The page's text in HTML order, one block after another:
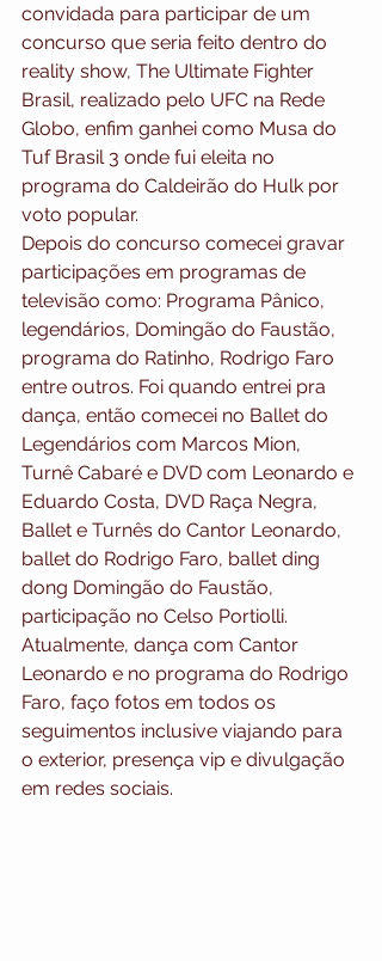
convidada para participar de um
concurso que seria feito dentro do
reality show, The Ultimate Fighter
Brasil, realizado pelo UFC na Rede
Globo, enfim ganhei como Musa do
Tuf Brasil 3 onde fui eleita no
programa do Caldeirão do Hulk por
voto popular.
Depois do concurso comecei gravar
participações em programas de
televisão como: Programa Pânico,
legendários, Domingão do Faustão,
programa do Ratinho, Rodrigo Faro
entre outros. Foi quando entrei pra
dança, então comecei no Ballet do
Legendários com Marcos Mion,
Turnê Cabaré e DVD com Leonardo e
Eduardo Costa, DVD Raça Negra,
Ballet e Turnês do Cantor Leonardo,
ballet do Rodrigo Faro, ballet ding
dong Domingão do Faustão,
participação no Celso Portiolli.
Atualmente, dança com Cantor
Leonardo e no programa do Rodrigo
Faro, faço fotos em todos os
seguimentos inclusive viajando para
o exterior, presença vip e divulgação
em redes sociais.